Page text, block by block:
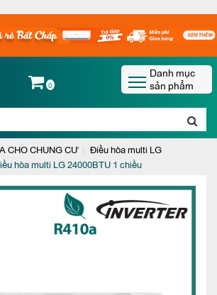
0
Danh mục
sản phẩm
CHO CHUNG CƯ
Điều hòa multi LG
hòa multi LG 24000BTU 1 chiều